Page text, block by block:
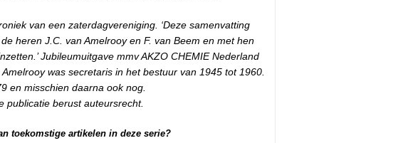
van een zaterdagvereniging. ‘Deze samenvatting
heren J.C. van Amelrooy en F. van Beem en met hen
Jubileumuitgave mmv AKZO CHEMIE Nederland
was secretaris in het bestuur van 1945 tot 1960.
en misschien daarna ook nog.
publicatie berust auteursrecht.
toekomstige artikelen in deze serie?